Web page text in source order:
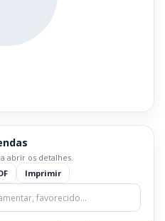
abrir os detalhes.
Imprimir